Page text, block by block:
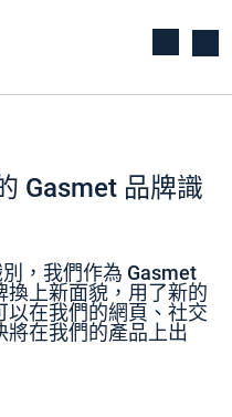
Gasmet 品牌識
，我們作為 Gasmet
換上新面貌，用了新的
以在我們的網頁、社交
將在我們的產品上出